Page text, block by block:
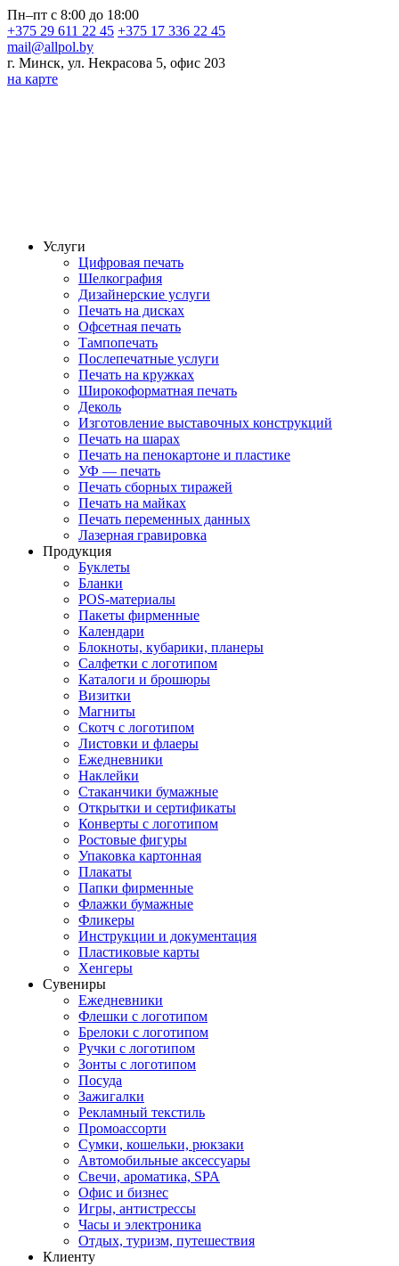
Пн–пт с 8:00 до 18:00
+375 29 611 22 45 +375 17 336 22 45
mail@allpol.by
г. Минск, ул. Некрасова 5, офис 203
на карте
Услуги
Цифровая печать
Шелкография
Дизайнерские услуги
Печать на дисках
Офсетная печать
Тампопечать
Послепечатные услуги
Печать на кружках
Широкоформатная печать
Деколь
Изготовление выставочных конструкций
Печать на шарах
Печать на пенокартоне и пластике
УФ — печать
Печать сборных тиражей
Печать на майках
Печать переменных данных
Лазерная гравировка
Продукция
Буклеты
Бланки
POS-материалы
Пакеты фирменные
Календари
Блокноты, кубарики, планеры
Салфетки с логотипом
Каталоги и брошюры
Визитки
Магниты
Скотч с логотипом
Листовки и флаеры
Ежедневники
Наклейки
Стаканчики бумажные
Открытки и сертификаты
Конверты с логотипом
Ростовые фигуры
Упаковка картонная
Плакаты
Папки фирменные
Флажки бумажные
Фликеры
Инструкции и документация
Пластиковые карты
Хенгеры
Сувениры
Ежедневники
Флешки с логотипом
Брелоки с логотипом
Ручки с логотипом
Зонты с логотипом
Посуда
Зажигалки
Рекламный текстиль
Промоассорти
Сумки, кошельки, рюкзаки
Автомобильные аксессуары
Свечи, ароматика, SPA
Офис и бизнес
Игры, антистрессы
Часы и электроника
Отдых, туризм, путешествия
Клиенту